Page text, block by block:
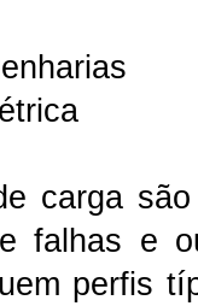
carga
falhas e
perfis